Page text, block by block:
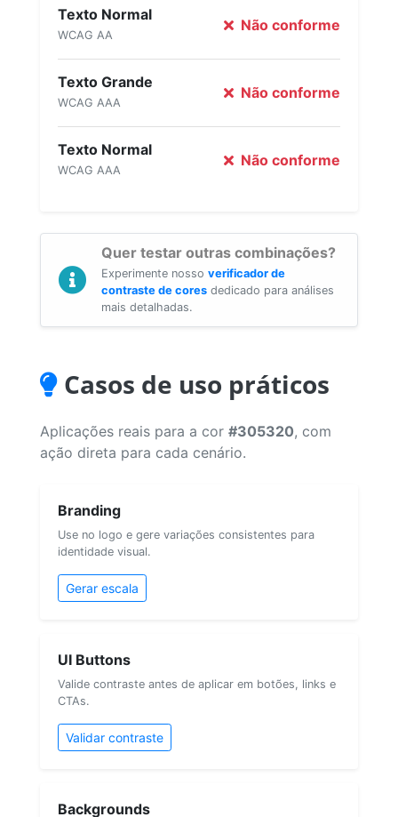
Texto Normal
WCAG AA
Não conforme
Texto Grande
WCAG AAA
Não conforme
Texto Normal
WCAG AAA
Não conforme
Quer testar outras combinações?
Experimente nosso verificador de
contraste de cores dedicado para análises
mais detalhadas.
Casos de uso práticos
Aplicações reais para a cor #305320, com
ação direta para cada cenário.
Branding
Use no logo e gere variações consistentes para
identidade visual.
Gerar escala
UI Buttons
Valide contraste antes de aplicar em botões, links e
CTAs.
Validar contraste
Backgrounds